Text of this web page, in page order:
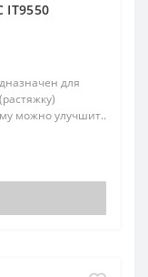
IT9550
для
можно улучшит..